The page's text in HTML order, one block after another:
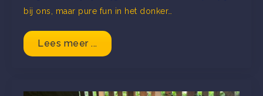
bij ons, maar pure fun in het donker…
Lees meer ...